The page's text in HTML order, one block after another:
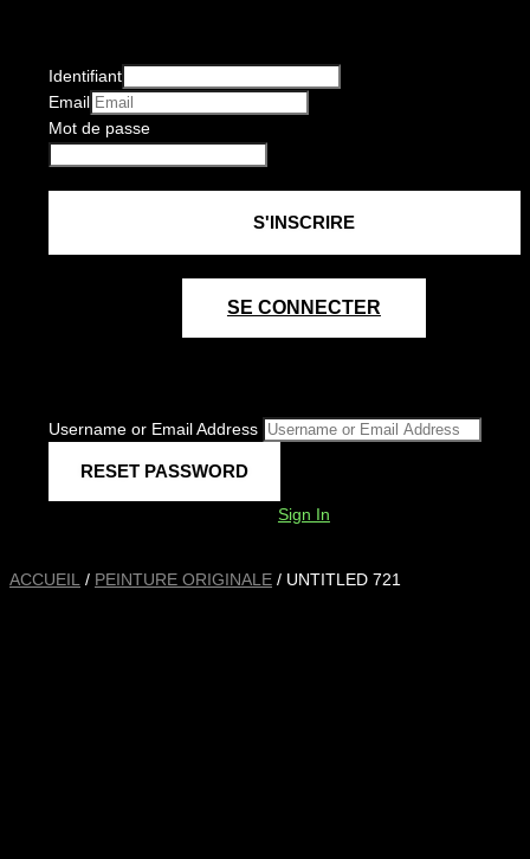
Identifiant
Email
Mot de passe
SE CONNECTER
Username or Email Address
Sign In
ACCUEIL / PEINTURE ORIGINALE / UNTITLED 721